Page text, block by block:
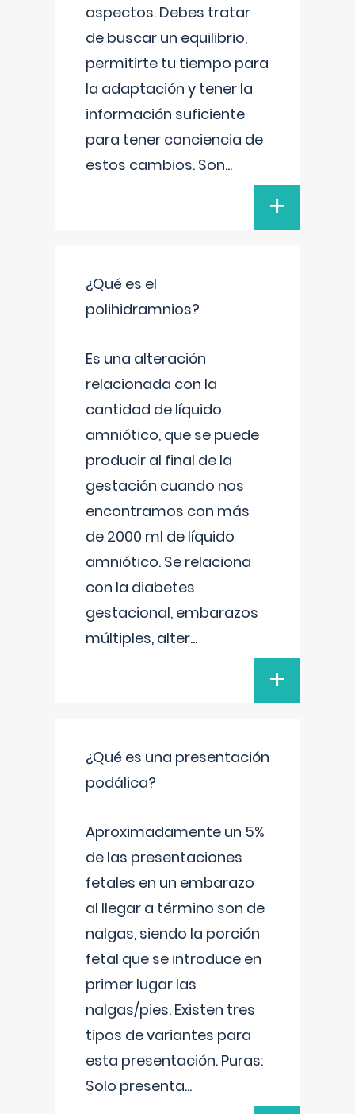
aspectos. Debes tratar
de buscar un equilibrio,
permitirte tu tiempo para
la adaptación y tener la
información suficiente
para tener conciencia de
estos cambios. Son...
+
¿Qué es el
polihidramnios?
Es una alteración
relacionada con la
cantidad de líquido
amniótico, que se puede
producir al final de la
gestación cuando nos
encontramos con más
de 2000 ml de líquido
amniótico. Se relaciona
con la diabetes
gestacional, embarazos
múltiples, alter...
+
¿Qué es una presentación
podálica?
Aproximadamente un 5%
de las presentaciones
fetales en un embarazo
al llegar a término son de
nalgas, siendo la porción
fetal que se introduce en
primer lugar las
nalgas/pies. Existen tres
tipos de variantes para
esta presentación. Puras:
Solo presenta...